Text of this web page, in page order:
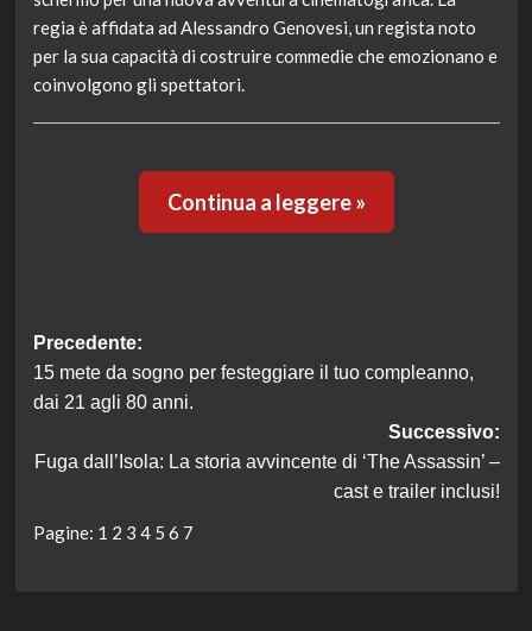
regia è affidata ad Alessandro Genovesi, un regista noto
per la sua capacità di costruire commedie che emozionano e
coinvolgono gli spettatori.
Continua a leggere »
Navigazione
articolo
Precedente:
15 mete da sogno per festeggiare il tuo compleanno,
dai 21 agli 80 anni.
Successivo:
Fuga dall’Isola: La storia avvincente di ‘The Assassin’ –
cast e trailer inclusi!
Pagine: 1 2 3 4 5 6 7